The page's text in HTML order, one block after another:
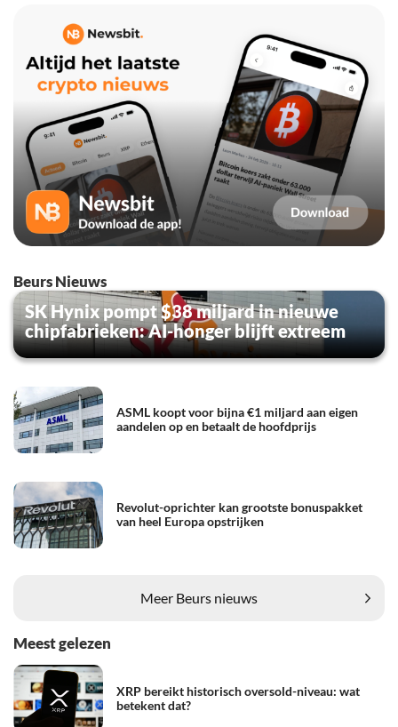
Beurs Nieuws
SK Hynix pompt $38 miljard in nieuwe
chipfabrieken: AI-honger blijft extreem
ASML koopt voor bijna €1 miljard aan eigen
aandelen op en betaalt de hoofdprijs
Revolut-oprichter kan grootste bonuspakket
van heel Europa opstrijken
Meer Beurs nieuws
Meest gelezen
XRP bereikt historisch oversold-niveau: wat
betekent dat?